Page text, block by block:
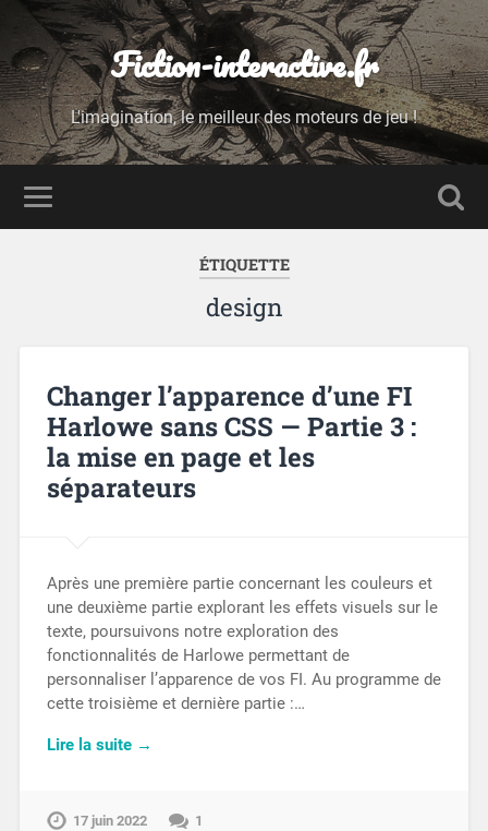
Fiction-interactive.fr
L'imagination, le meilleur des moteurs de jeu !
ÉTIQUETTE
design
Changer l’apparence d’une FI
Harlowe sans CSS — Partie 3 :
la mise en page et les
séparateurs
Après une première partie concernant les couleurs et
une deuxième partie explorant les effets visuels sur le
texte, poursuivons notre exploration des
fonctionnalités de Harlowe permettant de
personnaliser l’apparence de vos FI. Au programme de
cette troisième et dernière partie :…
Lire la suite →
17 juin 2022 1